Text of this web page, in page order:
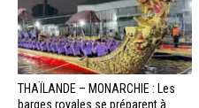
THAÏLANDE – MONARCHIE : Les
barges royales se préparent à